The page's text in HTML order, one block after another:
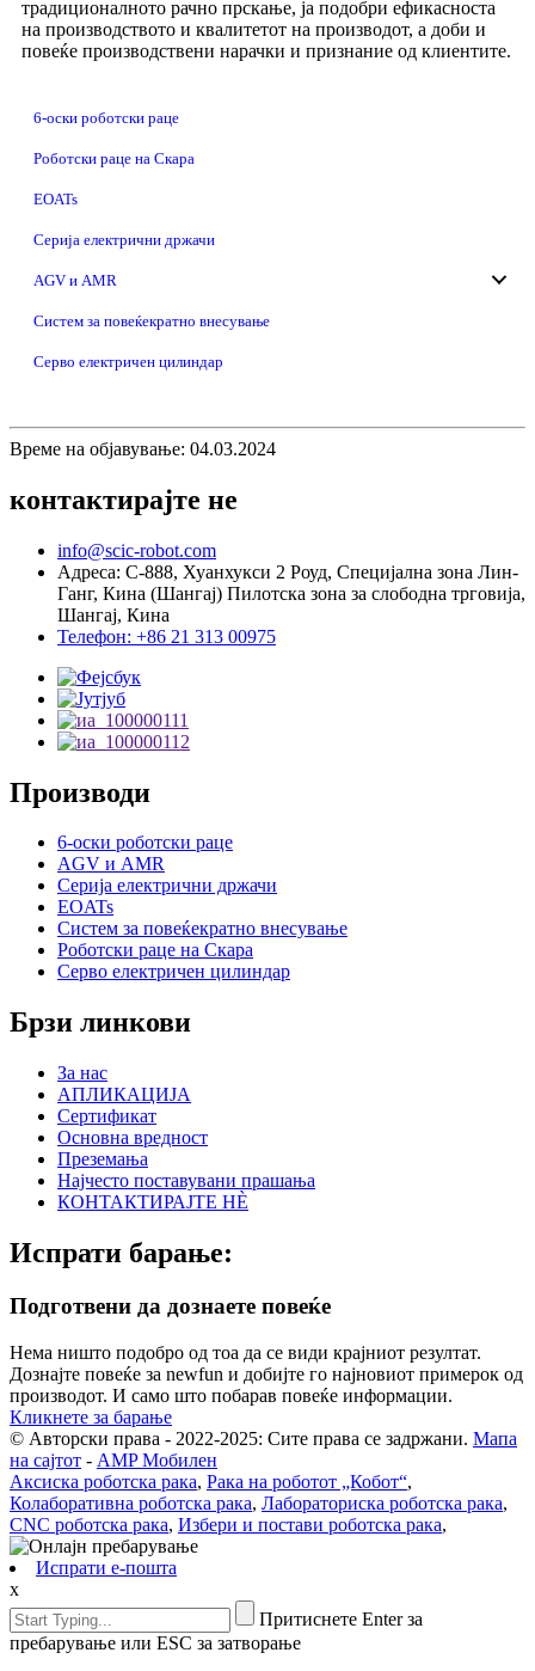
традиционалното рачно прскање, ја подобри ефикасноста
на производството и квалитетот на производот, а доби и
повеќе производствени нарачки и признание од клиентите.
6-оски роботски раце
Роботски раце на Скара
EOATs
Серија електрични држачи
AGV и AMR
Систем за повеќекратно внесување
Серво електричен цилиндар
Време на објавување: 04.03.2024
контактирајте не
info@scic-robot.com
Адреса: C-888, Хуанхукси 2 Роуд, Специјална зона Лин-
Ганг, Кина (Шангај) Пилотска зона за слободна трговија,
Шангај, Кина
Телефон: +86 21 313 00975
Производи
6-оски роботски раце
AGV и AMR
Серија електрични држачи
EOATs
Систем за повеќекратно внесување
Роботски раце на Скара
Серво електричен цилиндар
Брзи линкови
За нас
АПЛИКАЦИЈА
Сертификат
Основна вредност
Преземања
Најчесто поставувани прашања
КОНТАКТИРАЈТЕ НÈ
Испрати барање:
Подготвени да дознаете повеќе
Нема ништо подобро од тоа да се види крајниот резултат.
Дознајте повеќе за newfun и добијте го најновиот примерок од
производот. И само што побарав повеќе информации.
Кликнете за барање
© Авторски права - 2022-2025: Сите права се задржани. Мапа
на сајтот - AMP Мобилен
Аксиска роботска рака, Рака на роботот „Кобот“,
Колаборативна роботска рака, Лабораториска роботска рака,
CNC роботска рака, Избери и постави роботска рака,
Испрати е-пошта
x
Притиснете Enter за
пребарување или ESC за затворање